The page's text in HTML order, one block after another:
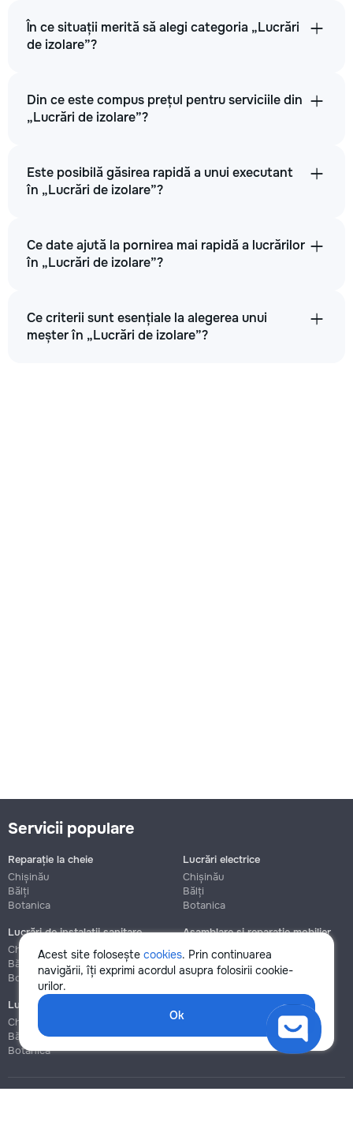
În ce situații merită să alegi categoria „Lucrări
de izolare”?
Din ce este compus prețul pentru serviciile din
„Lucrări de izolare”?
Este posibilă găsirea rapidă a unui executant
în „Lucrări de izolare”?
Ce date ajută la pornirea mai rapidă a lucrărilor
în „Lucrări de izolare”?
Ce criterii sunt esențiale la alegerea unui
meșter în „Lucrări de izolare”?
Acest site folosește cookies. Prin continuarea
navigării, îți exprimi acordul asupra folosirii cookie-
urilor.
Ok
Servicii populare
Reparație la cheie
Chișinău
Bălți
Botanica
Lucrări electrice
Chișinău
Bălți
Botanica
Lucrări de instalații sanitare
Chișinău
Bălți
Botanica
Asamblare și reparație mobilier
Chișinău
Botanica
Lucrări de construcție și instalare
Chișinău
Bălți
Botanica